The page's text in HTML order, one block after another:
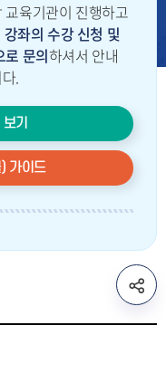
육기관이 진행하고
강좌의 수강 신청 및
로 문의하셔서 안내
.
기
가이드
sns
공
유